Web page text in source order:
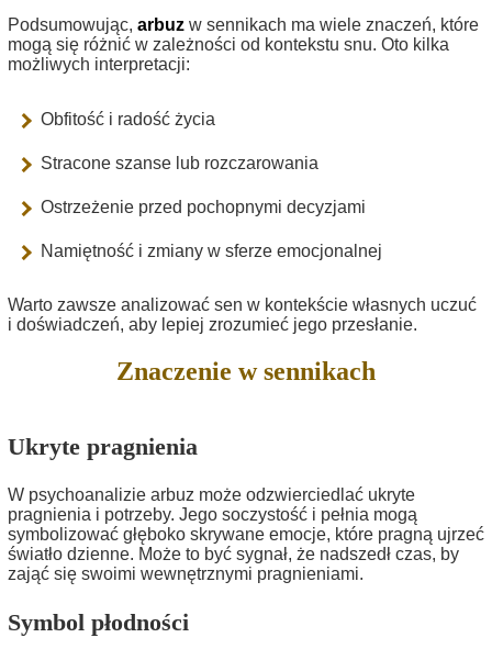
Podsumowując, arbuz w sennikach ma wiele znaczeń, które
mogą się różnić w zależności od kontekstu snu. Oto kilka
możliwych interpretacji:
Obfitość i radość życia
Stracone szanse lub rozczarowania
Ostrzeżenie przed pochopnymi decyzjami
Namiętność i zmiany w sferze emocjonalnej
Warto zawsze analizować sen w kontekście własnych uczuć
i doświadczeń, aby lepiej zrozumieć jego przesłanie.
Znaczenie w sennikach
Ukryte pragnienia
W psychoanalizie arbuz może odzwierciedlać ukryte
pragnienia i potrzeby. Jego soczystość i pełnia mogą
symbolizować głęboko skrywane emocje, które pragną ujrzeć
światło dzienne. Może to być sygnał, że nadszedł czas, by
zająć się swoimi wewnętrznymi pragnieniami.
Symbol płodności